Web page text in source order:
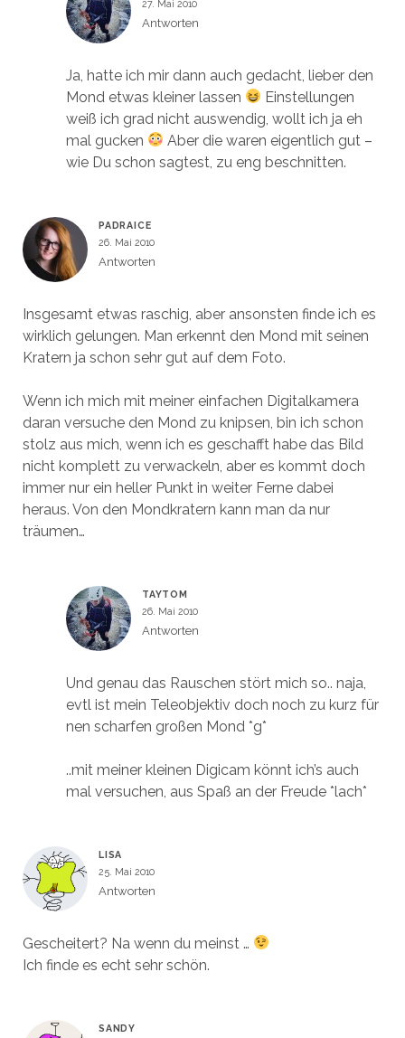
27. Mai 2010
Antworten
Ja, hatte ich mir dann auch gedacht, lieber den
Mond etwas kleiner lassen
Einstellungen
weiß ich grad nicht auswendig, wollt ich ja eh
mal gucken
Aber die waren eigentlich gut –
wie Du schon sagtest, zu eng beschnitten.
PADRAICE
26. Mai 2010
Antworten
Insgesamt etwas raschig, aber ansonsten finde ich es
wirklich gelungen. Man erkennt den Mond mit seinen
Kratern ja schon sehr gut auf dem Foto.
Wenn ich mich mit meiner einfachen Digitalkamera
daran versuche den Mond zu knipsen, bin ich schon
stolz aus mich, wenn ich es geschafft habe das Bild
nicht komplett zu verwackeln, aber es kommt doch
immer nur ein heller Punkt in weiter Ferne dabei
heraus. Von den Mondkratern kann man da nur
träumen…
TAYTOM
26. Mai 2010
Antworten
Und genau das Rauschen stört mich so.. naja,
evtl ist mein Teleobjektiv doch noch zu kurz für
nen scharfen großen Mond *g*
..mit meiner kleinen Digicam könnt ich’s auch
mal versuchen, aus Spaß an der Freude *lach*
LISA
25. Mai 2010
Antworten
Gescheitert? Na wenn du meinst …
Ich finde es echt sehr schön.
SANDY